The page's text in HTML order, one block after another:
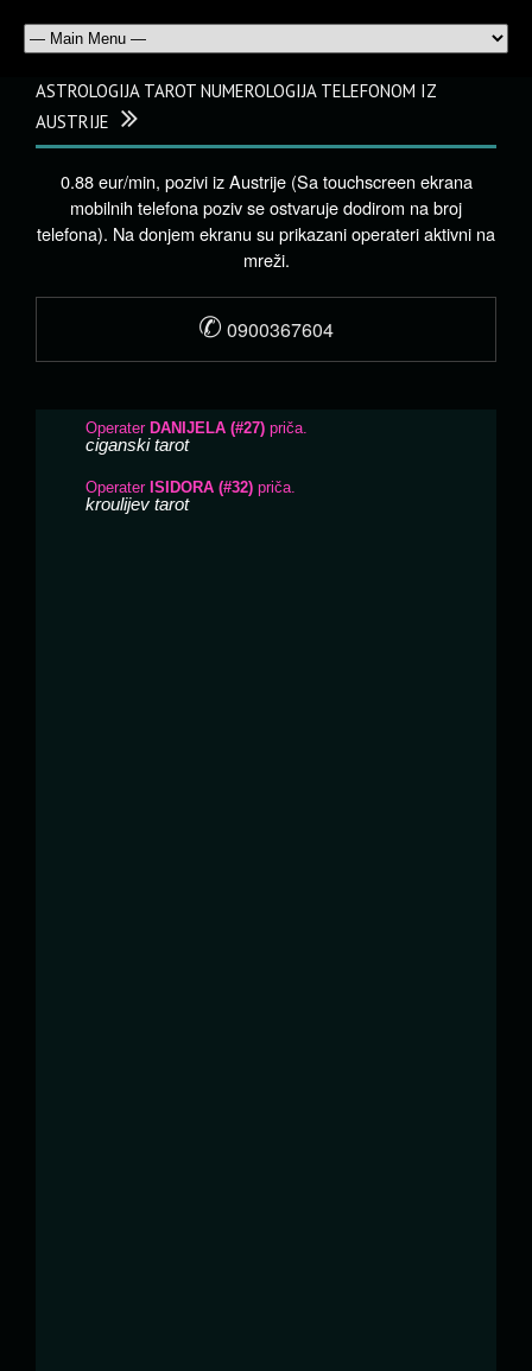
ASTROLOGIJA TAROT NUMEROLOGIJA TELEFONOM IZ
AUSTRIJE
0.88 eur/min, pozivi iz Austrije (Sa touchscreen ekrana
mobilnih telefona poziv se ostvaruje dodirom na broj
telefona). Na donjem ekranu su prikazani operateri aktivni na
mreži.
✆ 0900367604